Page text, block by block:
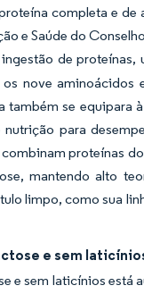
completa e
e Saúde do
de
nove
se equipara
para
proteínas
mantendo alto
limpo, como sua
e sem
e sem laticínios